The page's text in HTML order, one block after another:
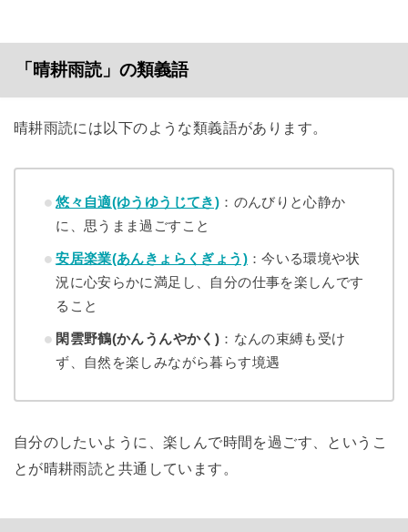
「晴耕雨読」の類義語
晴耕雨読には以下のような類義語があります。
悠々自適(ゆうゆうじてき) ：のんびりと心静か
に、思うまま過ごすこと
安居楽業(あんきょらくぎょう)：今いる環境や状
況に心安らかに満足し、自分の仕事を楽しんです
ること
閑雲野鶴(かんうんやかく) ：なんの束縛も受け
ず、自然を楽しみながら暮らす境遇
自分のしたいように、楽しんで時間を過ごす、というこ
とが晴耕雨読と共通しています。